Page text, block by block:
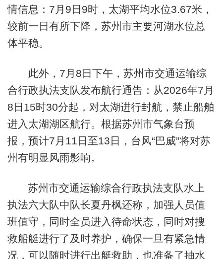
情信息：7月9日9时，太湖平均水位3.67米，
较前一日有所下降，苏州市主要河湖水位总
体平稳。
此外，7月8日下午，苏州市交通运输综
合行政执法支队发布航行通告：从2026年7月
8日15时30分起，对太湖进行封航，禁止船舶
进入太湖湖区航行。根据苏州市气象台预
报，预计7月11日至13日，台风“巴威”将对苏
州有明显风雨影响。
苏州市交通运输综合行政执法支队水上
执法六大队中队长夏丹枫还称，加强人员值
班值守，同时全员进入待命状态，同时对搜
救船艇进行了及时养护，确保一旦有紧急情
况，可以随时进行出艇救助，也准备了抽水